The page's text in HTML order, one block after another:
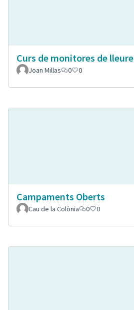
Curs de monitores de lleure
Joan Millas 0 0
Campaments Oberts
Cau de la Colònia 0 0